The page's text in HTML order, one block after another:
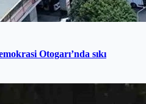
Otogarı’nda sıkı